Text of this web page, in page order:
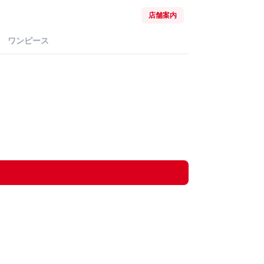
店舗案内
ワンピース